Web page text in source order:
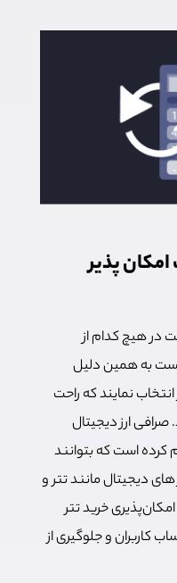
پذیر
در هیچ کدام از
به همین دلیل
نمایند که راحت
صرافی ارز دیجیتال
کرده است که بتوانند
دیجیتال مانند تتر و
خرید تتر
کاربران و جلوگیری از